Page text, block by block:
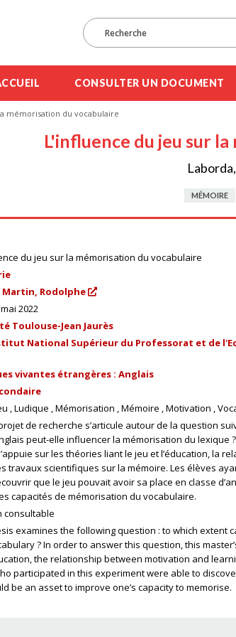
CONSULTER UN DOCUMENT
mémorisation du vocabulaire
L'influence du jeu sur
MÉMOIRE
du jeu sur la mémorisation du vocabulaire
Martin, Rodolphe
2022
Toulouse-Jean Jaurès
National Supérieur du Professorat et de
vivantes étrangères : Anglais
Ludique Mémorisation Mémoire Motivation
de recherche s’articule autour de la question
peut-elle influencer la mémorisation du lexique
sur les théories liant le jeu et l’éducation, la
travaux scientifiques sur la mémoire. Les élèves
que le jeu pouvait avoir sa place en classe
capacités de mémorisation du vocabulaire.
consultable
examines the following question : to which extent
? In order to answer this question, this
the relationship between motivation and
participated in this experiment were able to
be an asset to improve one’s capacity to memorise.